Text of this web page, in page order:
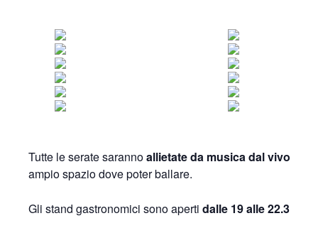
Tutte le serate sarannoallietate da musica dal vivo
ampio spazio dove poter ballare.
Gli stand gastronomici sono aperti dalle 19 alle 22.30